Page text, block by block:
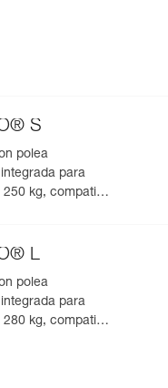
S
polea
para
kg, compatible
L
polea
para
kg, compatible